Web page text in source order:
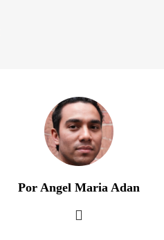
Por Angel Maria Adan